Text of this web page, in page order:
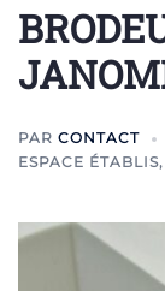
PAR CONTACT
ESPACE ÉTABLIS,